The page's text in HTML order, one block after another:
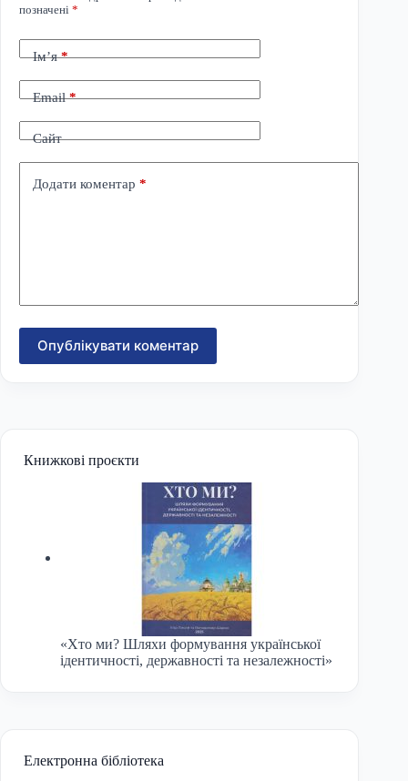
позначені *
Ім’я*
Email*
Сайт
Додати коментар *
Опублікувати коментар
Книжкові проєкти
«Хто ми? Шляхи формування української
ідентичності, державності та незалежності»
Електронна бібліотека